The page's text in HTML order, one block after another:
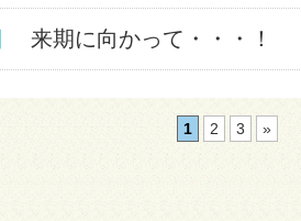
来期に向かって・・・！
1 2 3 »